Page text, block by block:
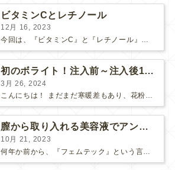
ビタミンCとレチノール
12月 16, 2023
今回は、『ビタミンC』と『レチノール』についてお話しします。 “美肌成分”の代表的な存在である「ビタミンC」と「レチノール」 美容意識の高い皆さまなら耳にしたことがあると思います。 それ...
初のボライト！注入前～注入後1週間の感想
3月 26, 2024
こんにちは！ まだまだ寒暖差もあり、花粉も飛んで、体調や肌が揺らぎやすい方も多いのではないでしょうか？ そんな最近わたしは、松下先生にボライトを注入して頂きました！ 人生✨初ボライト✨で注入...
膣から取り入れる美容液でアンチエイジング
10月 21, 2023